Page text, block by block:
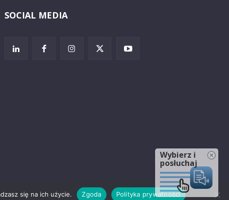
SOCIAL MEDIA
się na ich użycie. Zgoda Polityka prywatności
Wybierz i
posłuchaj